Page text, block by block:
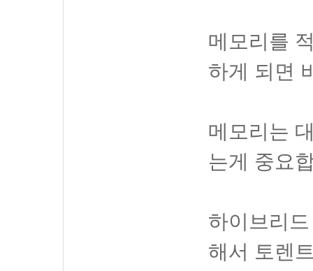
메모리를
하게 되면
메모리는
는게 중요
하이브리
해서 토렌